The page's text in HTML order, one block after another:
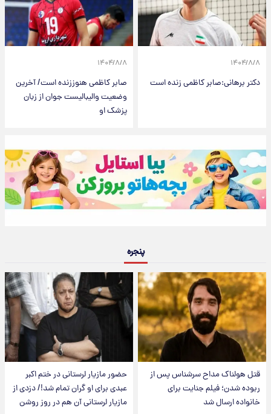
۱۴۰۴/۸/۸
دکتر برهانی:صابر کاظمی زنده است
۱۴۰۴/۸/۸
صابر کاظمی هنوززنده است/ آخرین
وضعیت والیبالیست جوان از زبان
پزشک او
پنجره
قتل هولناک مداح سرشناس پس از
ربوده شدن؛ فیلم جنایت برای
خانواده ارسال شد
حضور مازیار لرستانی در ختم اکبر
عبدی برای او گران تمام شد!/ دزدی از
مازیار لرستانی آن هم در روز روشن